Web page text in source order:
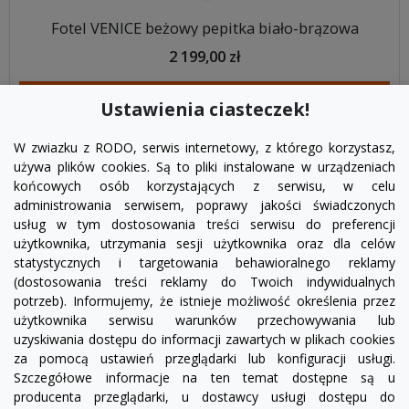
Fotel VENICE beżowy pepitka biało-brązowa
2 199,00 zł
FacebookYouTubePinterest
Ustawienia ciasteczek!
W zwiazku z RODO, serwis internetowy, z którego korzystasz,
używa plików cookies. Są to pliki instalowane w urządzeniach
końcowych osób korzystających z serwisu, w celu
administrowania serwisem, poprawy jakości świadczonych
usług w tym dostosowania treści serwisu do preferencji
użytkownika, utrzymania sesji użytkownika oraz dla celów
statystycznych i targetowania behawioralnego reklamy
(dostosowania treści reklamy do Twoich indywidualnych
potrzeb). Informujemy, że istnieje możliwość określenia przez
użytkownika serwisu warunków przechowywania lub
uzyskiwania dostępu do informacji zawartych w plikach cookies
za pomocą ustawień przeglądarki lub konfiguracji usługi.
Szczegółowe informacje na ten temat dostępne są u
producenta przeglądarki, u dostawcy usługi dostępu do
PRODUKTY
